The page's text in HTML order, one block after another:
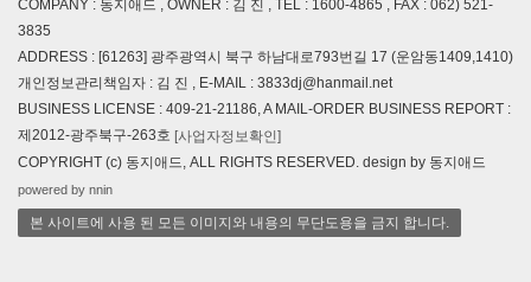
COMPANY : 동지애드 , OWNER : 김 진 , TEL : 1600-4865 , FAX : 062) 521-
3835
ADDRESS : [61263] 광주광역시 북구 하남대로793번길 17 (운암동1409,1410)
개인정보관리책임자 : 김 진 , E-MAIL : 3833dj@hanmail.net
BUSINESS LICENSE : 409-21-21186, A MAIL-ORDER BUSINESS REPORT :
제2012-광주북구-263호 [사업자정보확인]
COPYRIGHT (c) 동지애드, ALL RIGHTS RESERVED. design by 동지애드
powered by nnin
본 사이트에 사용 된 모든 이미지와 내용의 무단도용을 금지 합니다.